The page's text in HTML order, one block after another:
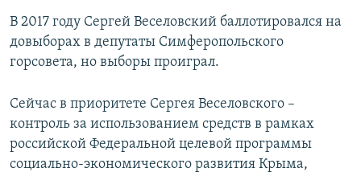
В 2017 году Сергей Веселовский баллотировался на
довыборах в депутаты Симферопольского
горсовета, но выборы проиграл.
Сейчас в приоритете Сергея Веселовского –
контроль за использованием средств в рамках
российской Федеральной целевой программы
социально-экономического развития Крыма,